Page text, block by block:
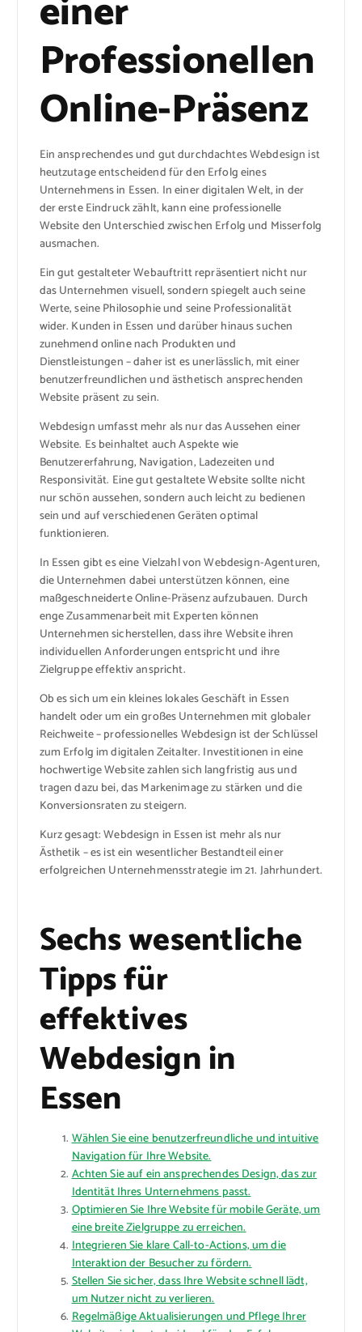
einer
Professionellen
Online-Präsenz
Ein ansprechendes und gut durchdachtes Webdesign ist
heutzutage entscheidend für den Erfolg eines
Unternehmens in Essen. In einer digitalen Welt, in der
der erste Eindruck zählt, kann eine professionelle
Website den Unterschied zwischen Erfolg und Misserfolg
ausmachen.
Ein gut gestalteter Webauftritt repräsentiert nicht nur
das Unternehmen visuell, sondern spiegelt auch seine
Werte, seine Philosophie und seine Professionalität
wider. Kunden in Essen und darüber hinaus suchen
zunehmend online nach Produkten und
Dienstleistungen – daher ist es unerlässlich, mit einer
benutzerfreundlichen und ästhetisch ansprechenden
Website präsent zu sein.
Webdesign umfasst mehr als nur das Aussehen einer
Website. Es beinhaltet auch Aspekte wie
Benutzererfahrung, Navigation, Ladezeiten und
Responsivität. Eine gut gestaltete Website sollte nicht
nur schön aussehen, sondern auch leicht zu bedienen
sein und auf verschiedenen Geräten optimal
funktionieren.
In Essen gibt es eine Vielzahl von Webdesign-Agenturen,
die Unternehmen dabei unterstützen können, eine
maßgeschneiderte Online-Präsenz aufzubauen. Durch
enge Zusammenarbeit mit Experten können
Unternehmen sicherstellen, dass ihre Website ihren
individuellen Anforderungen entspricht und ihre
Zielgruppe effektiv anspricht.
Ob es sich um ein kleines lokales Geschäft in Essen
handelt oder um ein großes Unternehmen mit globaler
Reichweite – professionelles Webdesign ist der Schlüssel
zum Erfolg im digitalen Zeitalter. Investitionen in eine
hochwertige Website zahlen sich langfristig aus und
tragen dazu bei, das Markenimage zu stärken und die
Konversionsraten zu steigern.
Kurz gesagt: Webdesign in Essen ist mehr als nur
Ästhetik – es ist ein wesentlicher Bestandteil einer
erfolgreichen Unternehmensstrategie im 21. Jahrhundert.
Sechs wesentliche
Tipps für
effektives
Webdesign in
Essen
Wählen Sie eine benutzerfreundliche und intuitive
Navigation für Ihre Website.
Achten Sie auf ein ansprechendes Design, das zur
Identität Ihres Unternehmens passt.
Optimieren Sie Ihre Website für mobile Geräte, um
eine breite Zielgruppe zu erreichen.
Integrieren Sie klare Call-to-Actions, um die
Interaktion der Besucher zu fördern.
Stellen Sie sicher, dass Ihre Website schnell lädt,
um Nutzer nicht zu verlieren.
Regelmäßige Aktualisierungen und Pflege Ihrer